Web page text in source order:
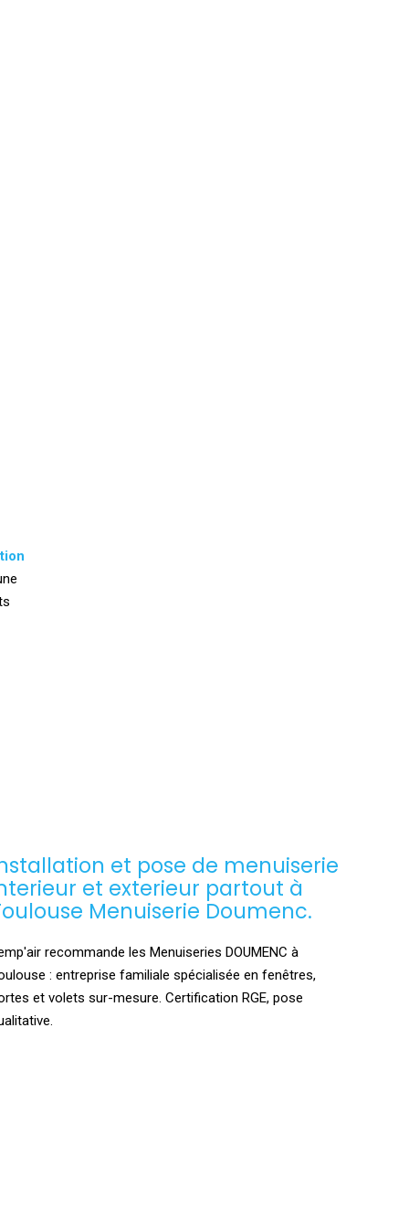
et pose de menuiserie
et exterieur partout à
Menuiserie Doumenc.
recommande les Menuiseries DOUMENC à
: entreprise familiale spécialisée en fenêtres,
et volets sur-mesure. Certification RGE, pose